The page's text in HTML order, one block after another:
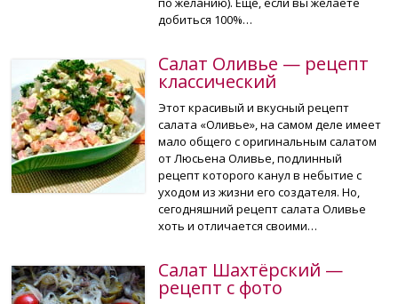
добиться 100%…
Салат Оливье — рецепт
классический
Этот красивый и вкусный рецепт
салата «Оливье», на самом деле имеет
мало общего с оригинальным салатом
от Люсьена Оливье, подлинный
рецепт которого канул в небытие с
уходом из жизни его создателя. Но,
сегодняшний рецепт салата Оливье
хоть и отличается своими…
Салат Шахтёрский —
рецепт с фото